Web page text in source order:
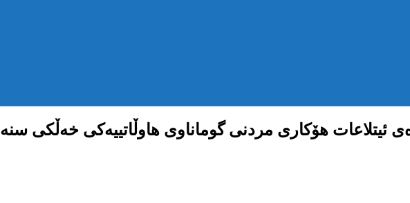
ئیتلاعات هۆکاری مردنی گوماناوی هاوڵاتییەکی خەڵکی سنە